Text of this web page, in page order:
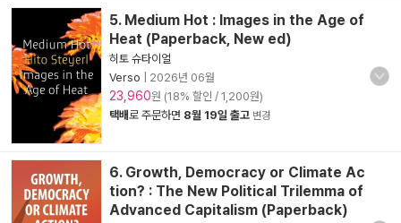
5. Medium Hot : Images in the Age of
Heat (Paperback, New ed)
히토 슈타이얼
Verso
2026년 06월
23,960원 (18% 할인 / 1,200원)
택배로 주문하면 8월 19일 출고 변경
6. Growth, Democracy or Climate Ac
tion? : The New Political Trilemma of
Advanced Capitalism (Paperback)